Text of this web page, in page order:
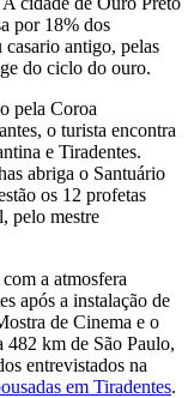
por 18% dos
antigo, pelas
do ciclo do ouro.
pela Coroa
o turista encontra
e Tiradentes.
abriga o Santuário
os 12 profetas
pelo mestre
a atmosfera
após a instalação de
de Cinema e o
482 km de São Paulo,
entrevistados na
em Tiradentes.